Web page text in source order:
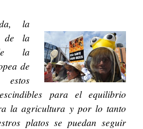
la
de la
la
de
estos
para el equilibrio
la agricultura y por lo tanto
platos se puedan seguir